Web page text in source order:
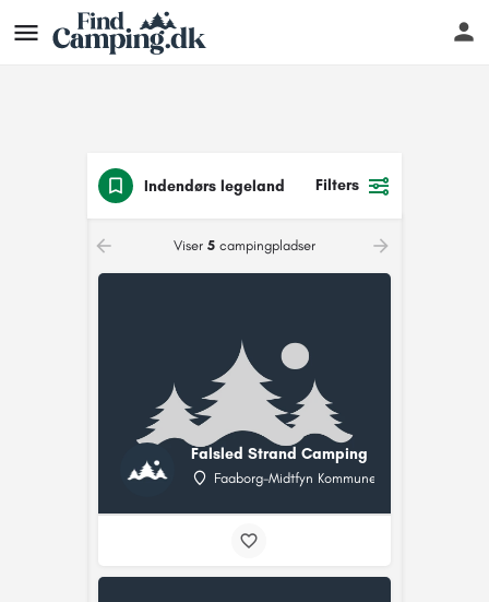
Indendørs legeland Filters
Viser 5 campingpladser
Falsled Strand Camping
Faaborg-Midtfyn Kommune